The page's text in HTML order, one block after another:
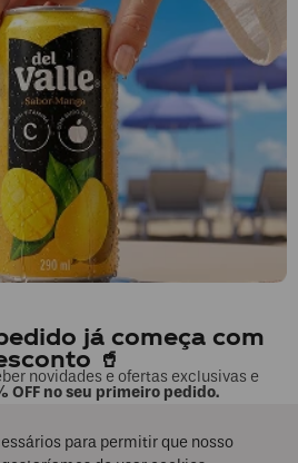
para permitir que nosso
já começa com
🥤
novidades e ofertas exclusivas e
OFF no seu primeiro pedido.
& Condiçõese Políticas de Privacidade